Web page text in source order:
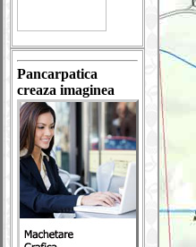
Pancarpatica
creaza imaginea